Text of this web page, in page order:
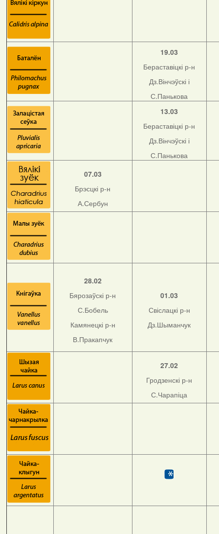
19.03
Бераставіцкі р-н
Дз.Вінчэўскі і
С.Панькова
13.03
Бераставіцкі р-н
Дз.Вінчэўскі і
С.Панькова
07.03
Брэсцкі р-н
А.Сербун
28.02
Бярозаўскі р-н
С.Бобель
Камянецкі р-н
В.Пракапчук
01.03
Свіслацкі р-н
Дз.Шыманчук
27.02
Гродзенскі р-н
С.Чарапіца